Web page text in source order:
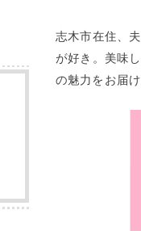
志木市在住、
が好き。美味
の魅力をお届